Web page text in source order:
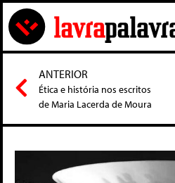
ANTERIOR
Ética e história nos escritos
de Maria Lacerda de Moura